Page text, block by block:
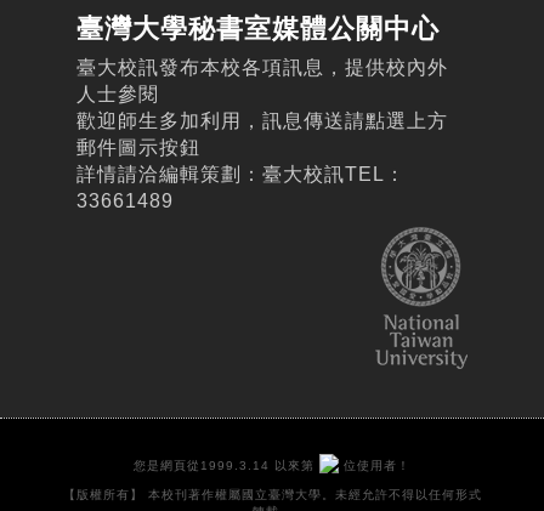
臺灣大學秘書室媒體公關中心
臺大校訊發布本校各項訊息，提供校內外
人士參閱
歡迎師生多加利用，訊息傳送請點選上方
郵件圖示按鈕
詳情請洽編輯策劃：臺大校訊TEL：
33661489
您是網頁從1999.3.14 以來第 位使用者！
【版權所有】 本校刊著作權屬國立臺灣大學。未經允許不得以任何形式